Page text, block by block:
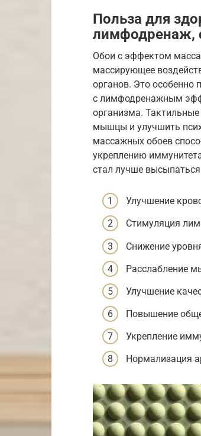
Польза для
лимфодренаж,
Обои с эффектом
массирующее
органов. Это
с лимфодренажным
организма.
мышцы и улучшить
массажных обоев
укреплению
стал лучше
Улучшение
Стимуляция
Снижение
Расслабление
Улучшение
Повышение
Укрепление
Нормализация